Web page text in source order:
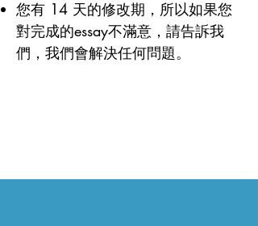
您有 14 天的修改期，所以如果您
對完成的essay不滿意，請告訴我
們，我們會解決任何問題。